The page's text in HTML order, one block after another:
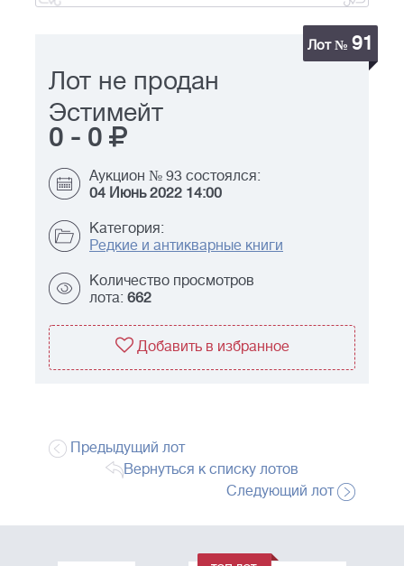
Лот № 91
Лот не продан
Эстимейт
0 - 0
Аукцион № 93 состоялся:
04 Июнь 2022 14:00
Категория:
Редкие и антикварные книги
Количество просмотров
лота: 662
Добавить в избранное
Предыдущий лот
Вернуться к списку лотов
Следующий лот